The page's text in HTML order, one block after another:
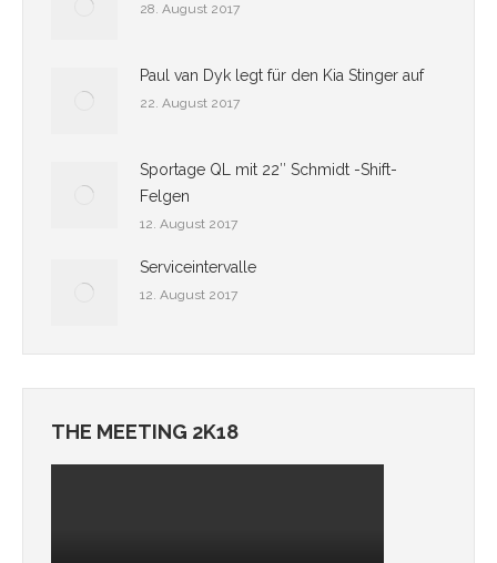
28. August 2017
Paul van Dyk legt für den Kia Stinger auf
22. August 2017
Sportage QL mit 22″ Schmidt -Shift-
Felgen
12. August 2017
Serviceintervalle
12. August 2017
THE MEETING 2K18